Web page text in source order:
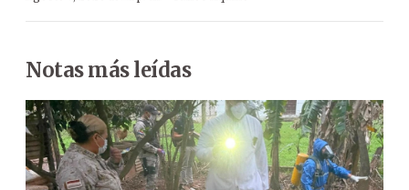
Notas más leídas